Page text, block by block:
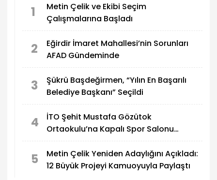
1
Metin Çelik ve Ekibi Seçim
Çalışmalarına Başladı
2
Eğirdir İmaret Mahallesi’nin Sorunları
AFAD Gündeminde
3
Şükrü Başdeğirmen, “Yılın En Başarılı
Belediye Başkanı” Seçildi
4
İTO Şehit Mustafa Gözütok
Ortaokulu’na Kapalı Spor Salonu
5
Metin Çelik Yeniden Adaylığını Açıkladı:
12 Büyük Projeyi Kamuoyuyla Paylaştı